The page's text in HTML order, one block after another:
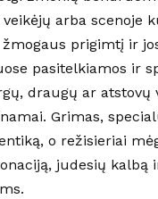
arba scenoje
prigimtį ir
pasitelkiamos ir
draugų ar
Grimas,
o režisieriai
judesių